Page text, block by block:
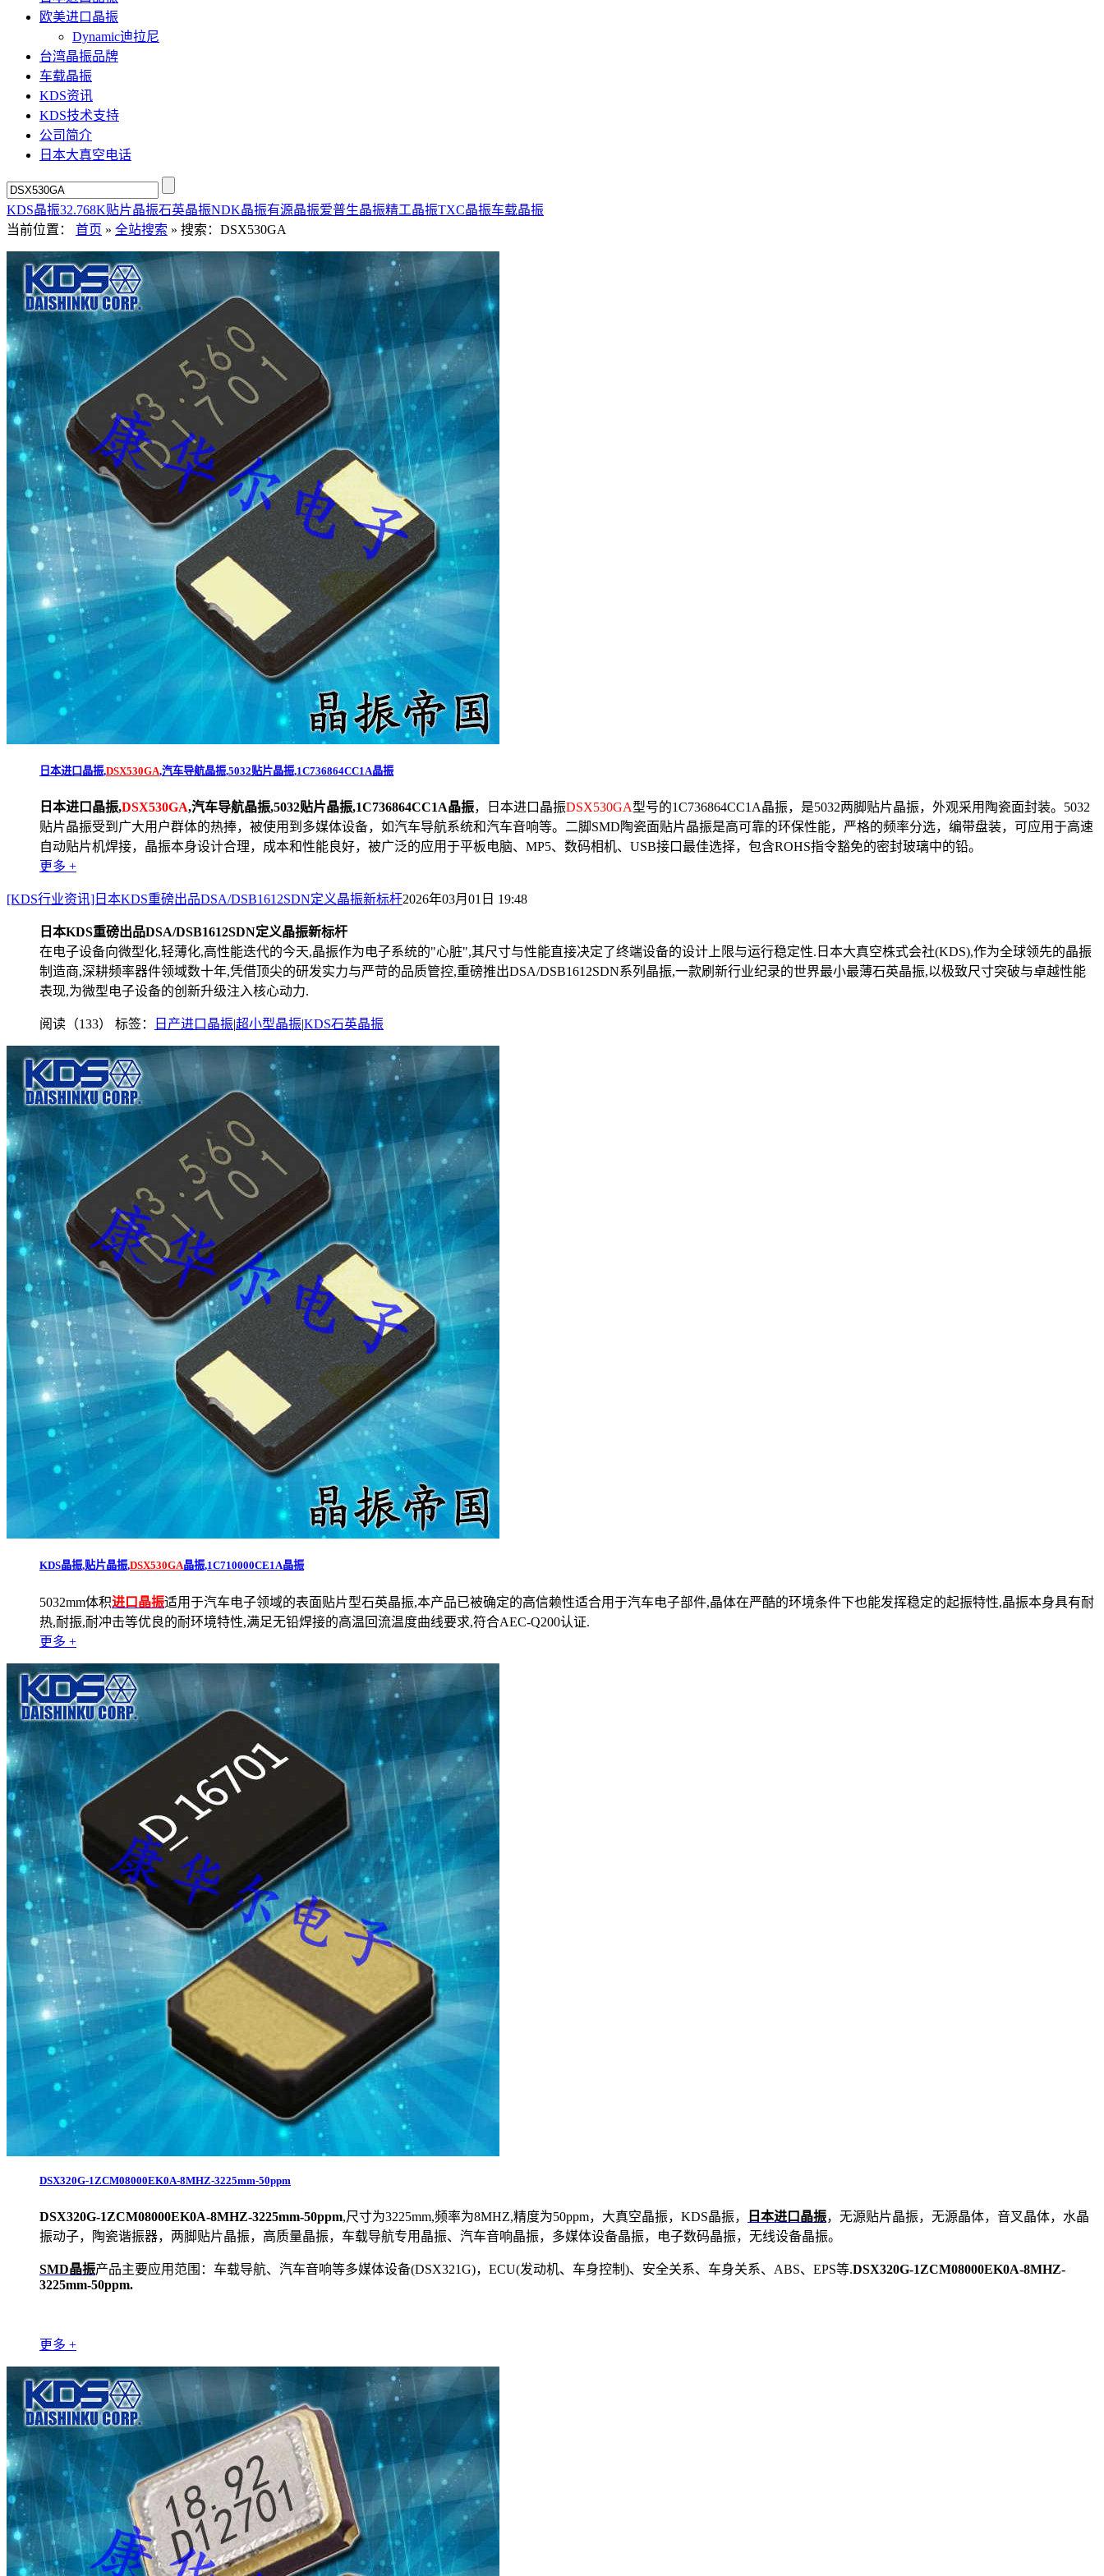
欧美进口晶振
Dynamic迪拉尼
台湾晶振品牌
车载晶振
KDS资讯
KDS技术支持
公司简介
日本大真空电话
KDS晶振32.768K贴片晶振石英晶振NDK晶振有源晶振爱普生晶振精工晶振TXC晶振车载晶振
当前位置：
首页 » 全站搜索 » 搜索：DSX530GA
日本进口晶振,DSX530GA,汽车导航晶振,5032贴片晶振,1C736864CC1A晶振
日本进口晶振,DSX530GA,汽车导航晶振,5032贴片晶振,1C736864CC1A晶振，日本进口晶振DSX530GA型号的1C736864CC1A晶振，是5032两脚贴片晶振，外观采用陶瓷面封装。5032
贴片晶振受到广大用户群体的热捧，被使用到多媒体设备，如汽车导航系统和汽车音响等。二脚SMD陶瓷面贴片晶振是高可靠的环保性能，严格的频率分选，编带盘装，可应用于高速
自动贴片机焊接，晶振本身设计合理，成本和性能良好，被广泛的应用于平板电脑、MP5、数码相机、USB接口最佳选择，包含ROHS指令豁免的密封玻璃中的铅。
更多 +
[KDS行业资讯]日本KDS重磅出品DSA/DSB1612SDN定义晶振新标杆2026年03月01日 19:48
日本KDS重磅出品DSA/DSB1612SDN定义晶振新标杆
在电子设备向微型化,轻薄化,高性能迭代的今天,晶振作为电子系统的"心脏",其尺寸与性能直接决定了终端设备的设计上限与运行稳定性.日本大真空株式会社(KDS),作为全球领先的晶振
制造商,深耕频率器件领域数十年,凭借顶尖的研发实力与严苛的品质管控,重磅推出DSA/DSB1612SDN系列晶振,一款刷新行业纪录的世界最小最薄石英晶振,以极致尺寸突破与卓越性能
表现,为微型电子设备的创新升级注入核心动力.
阅读（133） 标签： 日产进口晶振|超小型晶振|KDS石英晶振
KDS晶振,贴片晶振,DSX530GA晶振,1C710000CE1A晶振
5032mm体积进口晶振适用于汽车电子领域的表面贴片型石英晶振,本产品已被确定的高信赖性适合用于汽车电子部件,晶体在严酷的环境条件下也能发挥稳定的起振特性,晶振本身具有耐
热,耐振,耐冲击等优良的耐环境特性,满足无铅焊接的高温回流温度曲线要求,符合AEC-Q200认证.
更多 +
DSX320G-1ZCM08000EK0A-8MHZ-3225mm-50ppm
DSX320G-1ZCM08000EK0A-8MHZ-3225mm-50ppm,尺寸为3225mm,频率为8MHZ,精度为50ppm，大真空晶振，KDS晶振， 日本进口晶振，无源贴片晶振，无源晶体，音叉晶体，水晶
振动子，陶瓷谐振器，两脚贴片晶振，高质量晶振，车载导航专用晶振、汽车音响晶振，多媒体设备晶振，电子数码晶振，无线设备晶振。
SMD晶振产品主要应用范围：车载导航、汽车音响等多媒体设备(DSX321G)，ECU(发动机、车身控制)、安全关系、车身关系、ABS、EPS等.DSX320G-1ZCM08000EK0A-8MHZ-
3225mm-50ppm.
更多 +